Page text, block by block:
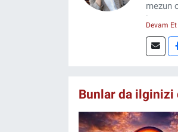
mezun
internet
Devam Et
Bunlar da ilginizi